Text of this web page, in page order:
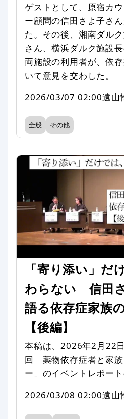
ゲストとして、原宿カ
ー顧問の信田さよ子さ
た。その後、湘南ダル
さん、横浜ダルク施設
両施設の利用者が、依
いて意見を交わした。
2026/03/07 02:00遠山
全般 その他
「寄り添い」だ
わらない 信田
語る依存症家族
【後編】
本稿は、2026年2月22
回「薬物依存症者と家
ー」のイベントレポート
2026/03/08 02:00遠山